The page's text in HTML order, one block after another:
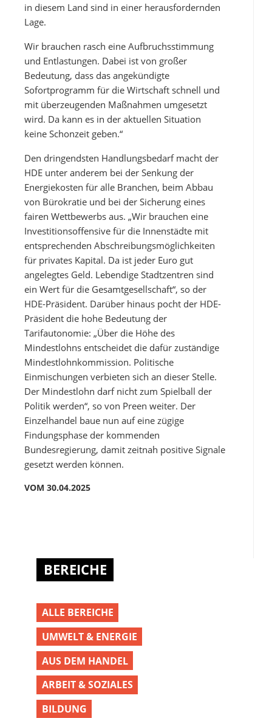
in diesem Land sind in einer herausfordernden
Lage.
Wir brauchen rasch eine Aufbruchsstimmung
und Entlastungen. Dabei ist von großer
Bedeutung, dass das angekündigte
Sofortprogramm für die Wirtschaft schnell und
mit überzeugenden Maßnahmen umgesetzt
wird. Da kann es in der aktuellen Situation
keine Schonzeit geben.“
Den dringendsten Handlungsbedarf macht der
HDE unter anderem bei der Senkung der
Energiekosten für alle Branchen, beim Abbau
von Bürokratie und bei der Sicherung eines
fairen Wettbewerbs aus. „Wir brauchen eine
Investitionsoffensive für die Innenstädte mit
entsprechenden Abschreibungsmöglichkeiten
für privates Kapital. Da ist jeder Euro gut
angelegtes Geld. Lebendige Stadtzentren sind
ein Wert für die Gesamtgesellschaft“, so der
HDE-Präsident. Darüber hinaus pocht der HDE-
Präsident die hohe Bedeutung der
Tarifautonomie: „Über die Höhe des
Mindestlohns entscheidet die dafür zuständige
Mindestlohnkommission. Politische
Einmischungen verbieten sich an dieser Stelle.
Der Mindestlohn darf nicht zum Spielball der
Politik werden“, so von Preen weiter. Der
Einzelhandel baue nun auf eine zügige
Findungsphase der kommenden
Bundesregierung, damit zeitnah positive Signale
gesetzt werden können.
VOM 30.04.2025
BEREICHE
ALLE BEREICHE
UMWELT & ENERGIE
AUS DEM HANDEL
ARBEIT & SOZIALES
BILDUNG